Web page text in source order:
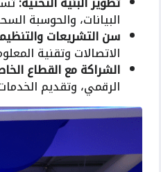
البيانات، والحوسبة
سن التشريعات
الاتصالات وتقنية
الشراكة مع القطاع
الرقمي، وتقديم